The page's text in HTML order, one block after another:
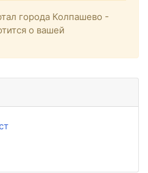
города Колпашево -
о вашей